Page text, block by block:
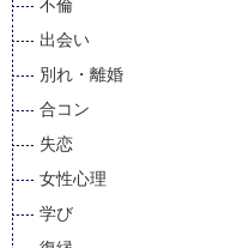
不倫
出会い
別れ・離婚
合コン
失恋
女性心理
学び